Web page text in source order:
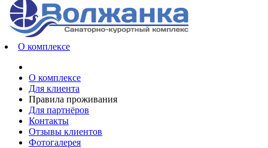
О комплексе
О комплексе
Для клиента
Правила проживания
Для партнёров
Контакты
Отзывы клиентов
Фотогалерея